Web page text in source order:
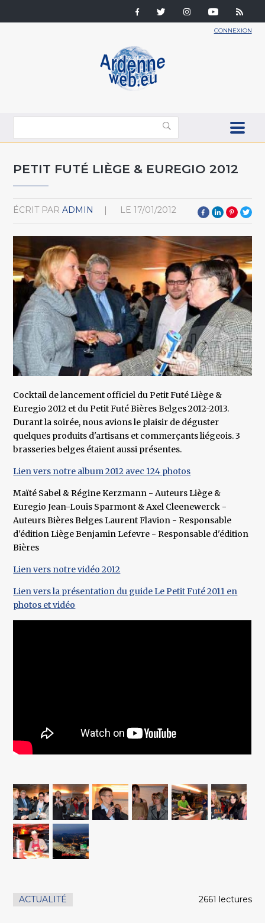
CONNEXION
PETIT FUTÉ LIÈGE & EUREGIO 2012
ÉCRIT PAR ADMIN LE 17/01/2012
Cocktail de lancement officiel du Petit Futé Liège &
Euregio 2012 et du Petit Futé Bières Belges 2012-2013.
Durant la soirée, nous avions le plaisir de déguster
quelques produits d'artisans et commerçants liégeois. 3
brasseries belges étaient aussi présentes.
Lien vers notre album 2012 avec 124 photos
Maïté Sabel & Régine Kerzmann - Auteurs Liège &
Euregio Jean-Louis Sparmont & Axel Cleenewerck -
Auteurs Bières Belges Laurent Flavion - Responsable
d'édition Liège Benjamin Lefevre - Responsable d'édition
Bières
Lien vers notre vidéo 2012
Lien vers la présentation du guide Le Petit Futé 2011 en
photos et vidéo
ACTUALITÉ 2661 lectures